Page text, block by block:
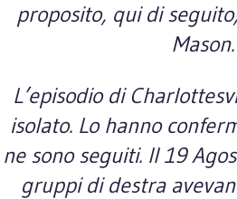
proposito, qui di
Mason.
L’episodio di
isolato. Lo hanno
ne sono seguiti. Il 19
gruppi di destra